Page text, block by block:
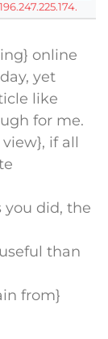
online
yet
like
for me.
if all
you did, the
than
from}